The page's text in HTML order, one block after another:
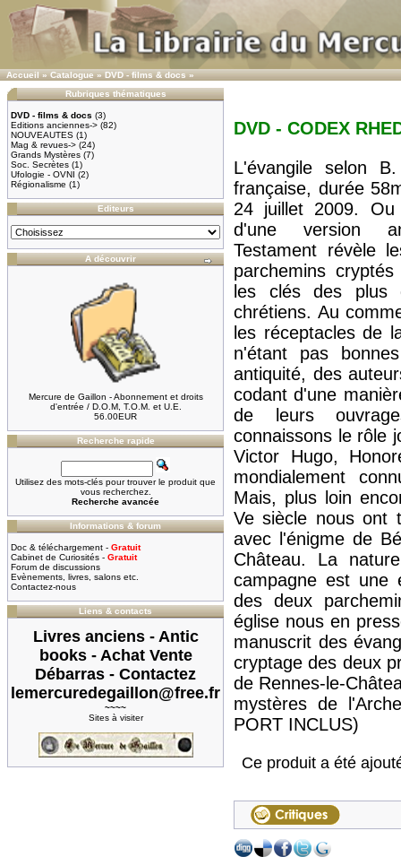
Accueil»Catalogue»DVD - films & docs»
Rubriques thématiques
DVD - films & docs (3)
Editions anciennes-> (82)
NOUVEAUTES (1)
Mag & revues-> (24)
Grands Mystères (7)
Soc. Secrètes (1)
Ufologie - OVNI (2)
Régionalisme (1)
Editeurs
A découvrir
Mercure de Gaillon - Abonnement et droits
d'entrée / D.O.M, T.O.M. et U.E.
56.00EUR
Recherche rapide
Utilisez des mots-clés pour trouver le produit que
vous recherchez.
Recherche avancée
Informations & forum
Doc & téléchargement - Gratuit
Cabinet de Curiosités - Gratuit
Forum de discussions
Evènements, livres, salons etc.
Contactez-nous
Liens & contacts
Livres anciens - Antic
books - Achat Vente
Débarras - Contactez
lemercuredegaillon@free.fr
~~~~
Sites à visiter
DVD - CODEX
L'évangile selon
française, durée
24 juillet 2009. Ou
d'une version
Testament révèle
parchemins
les clés des plus
chrétiens. Au
les réceptacles de
n'étant pas
antiquité, des
codant d'une
de leurs
connaissons le rôle
Victor Hugo,
mondialement
Mais, plus loin
Ve siècle nous ont
avec l'énigme de
Château. La
campagne est une
des deux
église nous en
manuscrit des
cryptage des deux
de Rennes-le-
mystères de
PORT INCLUS)
Ce produit a été